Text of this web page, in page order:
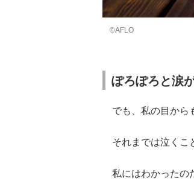
©AFLO
ぽろぽろと涙
でも、私の目から
それまでは泣くこ
私にはわかったの